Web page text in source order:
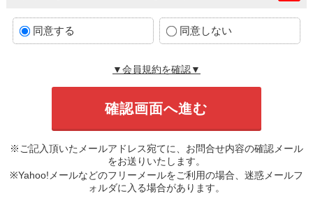
同意する 同意しない
▼会員規約を確認▼
※ご記入頂いたメールアドレス宛てに、お問合せ内容の確認メール
をお送りいたします。
※Yahoo!メールなどのフリーメールをご利用の場合、迷惑メールフ
ォルダに入る場合があります。